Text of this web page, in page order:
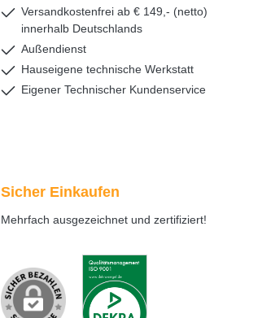
Versandkostenfrei ab € 149,- (netto)
innerhalb Deutschlands
Außendienst
Hauseigene technische Werkstatt
Eigener Technischer Kundenservice
Sicher Einkaufen
Mehrfach ausgezeichnet und zertifiziert!